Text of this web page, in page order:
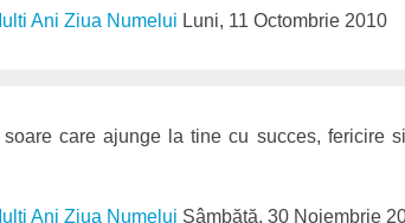
Ani Ziua Numelui Luni, 11 Octombrie 2010
care ajunge la tine cu succes, fericire
Ani Ziua Numelui Sâmbătă, 30 Noiembrie